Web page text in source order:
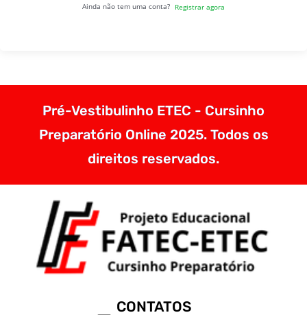
Ainda não tem uma conta? Registrar agora
Pré-Vestibulinho ETEC - Cursinho
Preparatório Online 2025. Todos os
direitos reservados.
CONTATOS